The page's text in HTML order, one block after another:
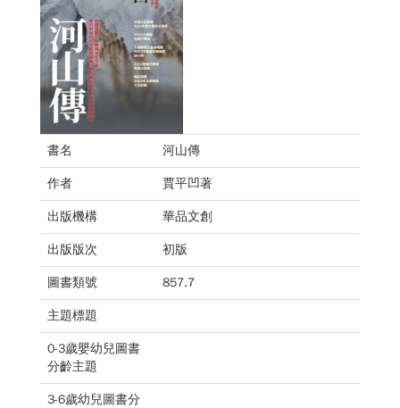
書名 河山傳
作者 賈平凹著
出版機構 華品文創
出版版次 初版
圖書類號 857.7
主題標題
0-3歲嬰幼兒圖書
分齡主題
3-6歲幼兒圖書分